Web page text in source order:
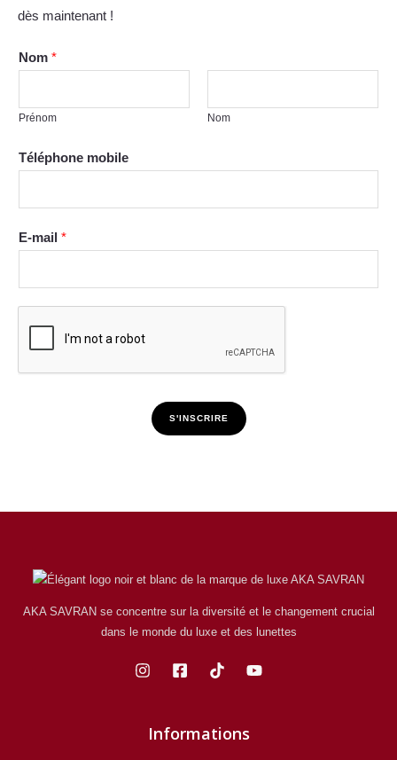
dès maintenant !
Nom *
Prénom Nom
Téléphone mobile
E-mail *
S'INSCRIRE
AKA SAVRAN se concentre sur la diversité et le changement crucial
dans le monde du luxe et des lunettes
Informations